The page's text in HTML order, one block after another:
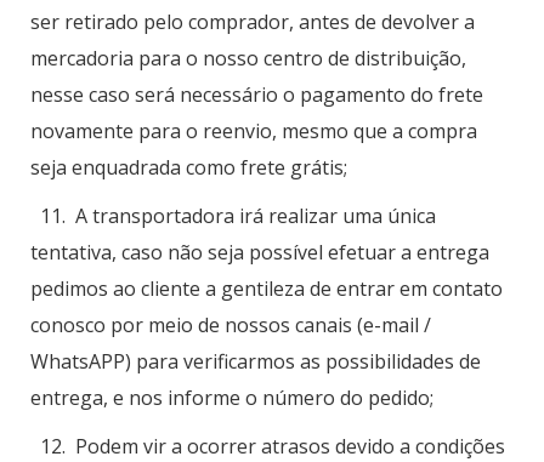
ser retirado pelo comprador, antes de devolver a
mercadoria para o nosso centro de distribuição,
nesse caso será necessário o pagamento do frete
novamente para o reenvio, mesmo que a compra
seja enquadrada como frete grátis;
11. A transportadora irá realizar uma única
tentativa, caso não seja possível efetuar a entrega
pedimos ao cliente a gentileza de entrar em contato
conosco por meio de nossos canais (e-mail /
WhatsAPP) para verificarmos as possibilidades de
entrega, e nos informe o número do pedido;
12. Podem vir a ocorrer atrasos devido a condições